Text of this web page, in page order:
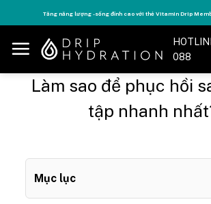
to
content
Tận hưởng nhiều quyền lợi độc quyền, chỉ DÀNH RIÊNG
088
Làm sao để phục hồi
tập nhanh
Mục lục